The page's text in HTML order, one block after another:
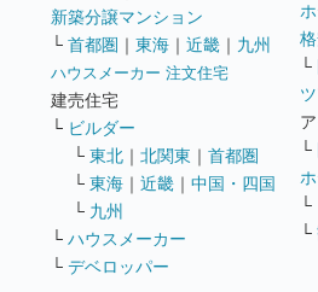
新築分譲マンション
└ 首都圏 ｜ 東海 ｜ 近畿 ｜ 九州
ハウスメーカー 注文住宅
建売住宅
└ ビルダー
└ 東北 ｜ 北関東 ｜ 首都圏
└ 東海 ｜ 近畿 ｜ 中国・四国
└ 九州
└ ハウスメーカー
└ デベロッパー
└
└
└
└